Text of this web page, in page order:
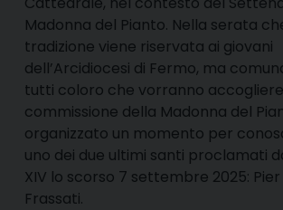
Madonna del Pianto. Nella serata
tradizione viene riservata ai giovani
dell’Arcidiocesi di Fermo, ma
tutti coloro che vorranno accogliere
commissione della Madonna del
organizzato un momento per
uno dei due ultimi santi proclamati
XIV lo scorso 7 settembre 2025:
Frassati.